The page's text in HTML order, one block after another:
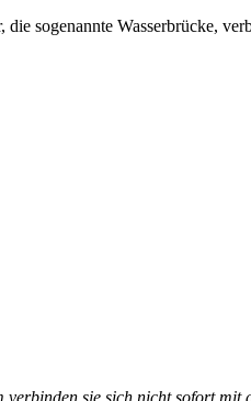
sogenannte Wasserbrücke,